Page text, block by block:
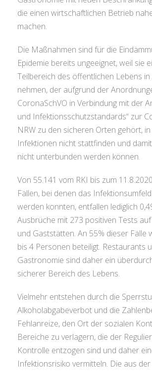
die einen wirtschaftlichen Betrieb
machen.
Die Maßnahmen sind für die
Epidemie bereits ungeeignet, weil sie
Teilbereich des öffentlichen Lebens
nehmen, der aufgrund der
CoronaSchVO in Verbindung mit der
und Infektionsschutzstandards“ zur
NRW zu den sicheren Orten gehört,
Infektionen nicht stattfinden und
nicht unterbunden werden können.
Von 55.141 vom RKI bis zum
Fällen, bei denen das
werden konnten, entfallen lediglich
Ausbrüche mit 273 positiven Tests
und Gaststätten. An 55% dieser Fälle
bis 4 Personen beteiligt. Restaurants
Gastronomie sind daher ein
sicherer Bereich des Lebens.
Vielmehr entstehen durch die
Alkoholabgabeverbot und die
Fehlanreize, den Ort der sozialen
Bereiche zu verlagern, die der
Kontrolle entzogen sind und daher
Infektionsrisiko vermitteln. Die aus